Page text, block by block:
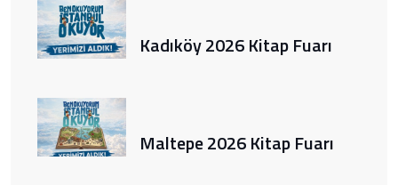
Kadıköy 2026 Kitap Fuarı
Maltepe 2026 Kitap Fuarı